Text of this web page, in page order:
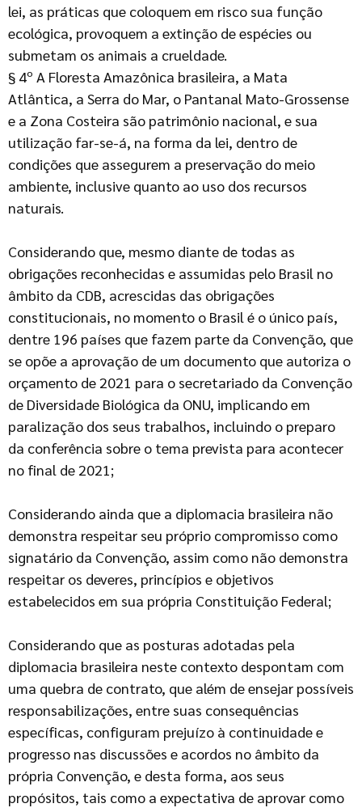
lei, as práticas que coloquem em risco sua função
ecológica, provoquem a extinção de espécies ou
submetam os animais a crueldade.
§ 4º A Floresta Amazônica brasileira, a Mata
Atlântica, a Serra do Mar, o Pantanal Mato-Grossense
e a Zona Costeira são patrimônio nacional, e sua
utilização far-se-á, na forma da lei, dentro de
condições que assegurem a preservação do meio
ambiente, inclusive quanto ao uso dos recursos
naturais.
Considerando que, mesmo diante de todas as
obrigações reconhecidas e assumidas pelo Brasil no
âmbito da CDB, acrescidas das obrigações
constitucionais, no momento o Brasil é o único país,
dentre 196 países que fazem parte da Convenção, que
se opõe a aprovação de um documento que autoriza o
orçamento de 2021 para o secretariado da Convenção
de Diversidade Biológica da ONU, implicando em
paralização dos seus trabalhos, incluindo o preparo
da conferência sobre o tema prevista para acontecer
no final de 2021;
Considerando ainda que a diplomacia brasileira não
demonstra respeitar seu próprio compromisso como
signatário da Convenção, assim como não demonstra
respeitar os deveres, princípios e objetivos
estabelecidos em sua própria Constituição Federal;
Considerando que as posturas adotadas pela
diplomacia brasileira neste contexto despontam com
uma quebra de contrato, que além de ensejar possíveis
responsabilizações, entre suas consequências
específicas, configuram prejuízo à continuidade e
progresso nas discussões e acordos no âmbito da
própria Convenção, e desta forma, aos seus
propósitos, tais como a expectativa de aprovar como